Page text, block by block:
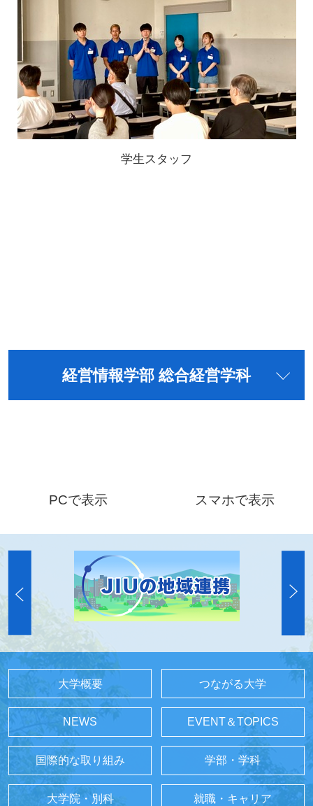
学生スタッフ
経営情報学部 総合経営学科
PCで表示 スマホで表示
大学概要 つながる大学
NEWS EVENT＆TOPICS
国際的な取り組み 学部・学科
大学院・別科 就職・キャリア